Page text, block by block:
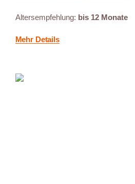
Altersempfehlung: bis 12 Monate
Mehr Details